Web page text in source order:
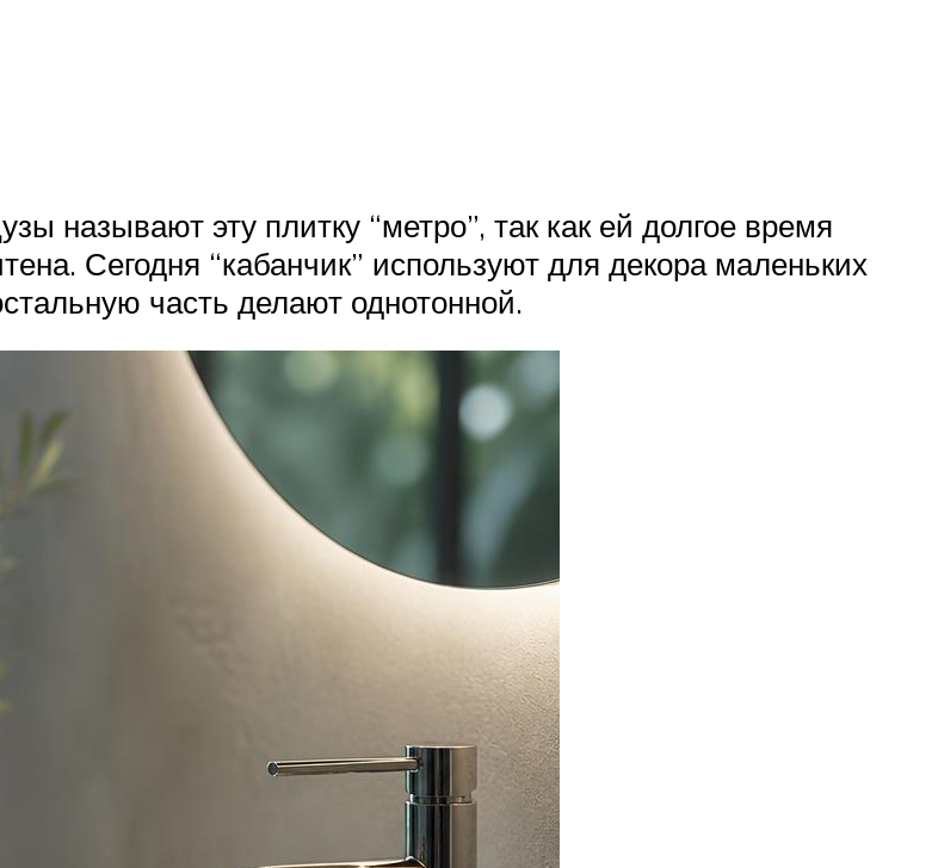
называют эту плитку “метро”, так как ей долгое время
Сегодня “кабанчик” используют для декора маленьких
часть делают однотонной.